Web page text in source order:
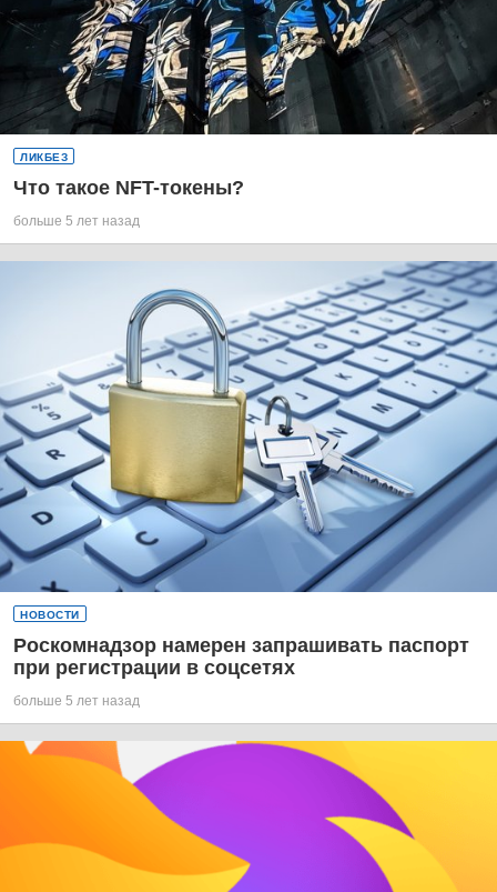
ЛИКБЕЗ
Что такое NFT-токены?
больше 5 лет назад
НОВОСТИ
Роскомнадзор намерен запрашивать паспорт
при регистрации в соцсетях
больше 5 лет назад